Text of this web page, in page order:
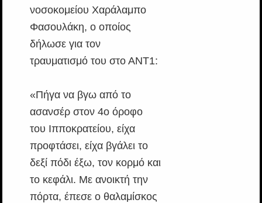
νοσοκομείου Χαράλαμπο
Φασουλάκη, ο οποίος
δήλωσε για τον
τραυματισμό του στο ΑΝΤ1:
«Πήγα να βγω από το
ασανσέρ στον 4ο όροφο
του Ιπποκρατείου, είχα
προφτάσει, είχα βγάλει το
δεξί πόδι έξω, τον κορμό και
το κεφάλι. Με ανοικτή την
πόρτα, έπεσε ο θαλαμίσκος